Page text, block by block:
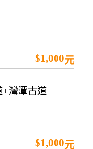
$1,000起
+灣潭古道
$1,000起